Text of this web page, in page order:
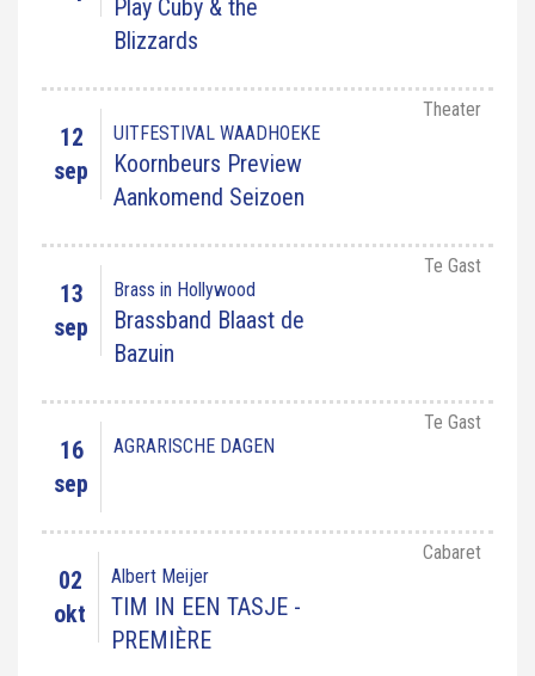
Play Cuby & the
Blizzards
12
sep
UITFESTIVAL WAADHOEKE
Koornbeurs Preview
Aankomend Seizoen
Theater
13
sep
Brass in Hollywood
Brassband Blaast de
Bazuin
Te Gast
16
sep
AGRARISCHE DAGEN
Te Gast
02
okt
Albert Meijer
TIM IN EEN TASJE -
PREMIÈRE
Cabaret